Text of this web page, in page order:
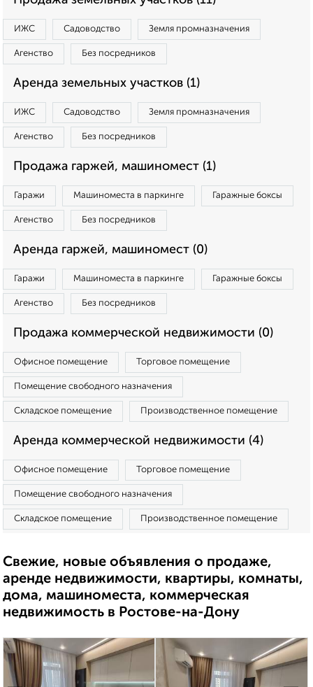
ИЖС Садоводство Земля промназначения
Агенство Без посредников
Аренда земельных участков (1)
ИЖС Садоводство Земля промназначения
Агенство Без посредников
Продажа гаржей, машиномест (1)
Гаражи Машиноместа в паркинге Гаражные боксы
Агенство Без посредников
Аренда гаржей, машиномест (0)
Гаражи Машиноместа в паркинге Гаражные боксы
Агенство Без посредников
Продажа коммерческой недвижимости (0)
Офисное помещение Торговое помещение
Помещение свободного назначения
Складское помещение Производственное помещение
Аренда коммерческой недвижимости (4)
Офисное помещение Торговое помещение
Помещение свободного назначения
Складское помещение Производственное помещение
Свежие, новые объявления о продаже,
аренде недвижимости, квартиры, комнаты,
дома, машиноместа, коммерческая
недвижимость в Ростове-на-Дону